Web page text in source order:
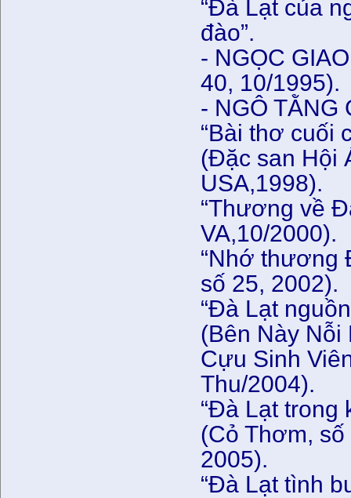
“Đà Lạt của
đào”.
- NGỌC
40, 10/1995).
- NGÔ TẰNG
“Bài thơ cuối
(Đặc san Hội
USA,1998).
“Thương về
VA,10/2000).
“Nhớ thương
số 25, 2002).
“Đà Lạt
(Bên Này
Cựu Sinh
Thu/2004).
“Đà Lạt trong
(Cỏ Thơm,
2005).
“Đà Lạt tình